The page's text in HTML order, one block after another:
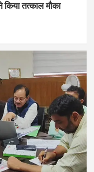
किया तत्काल मौका